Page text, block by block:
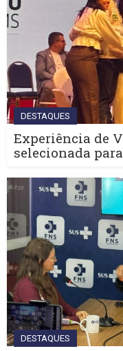
DESTAQUES
Experiência de
selecionada para
DESTAQUES